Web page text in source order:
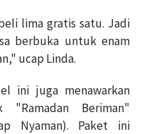
lima gratis satu. Jadi
berbuka untuk enam
ucap Linda.
ini juga menawarkan
Beriman"
Nyaman). Paket ini